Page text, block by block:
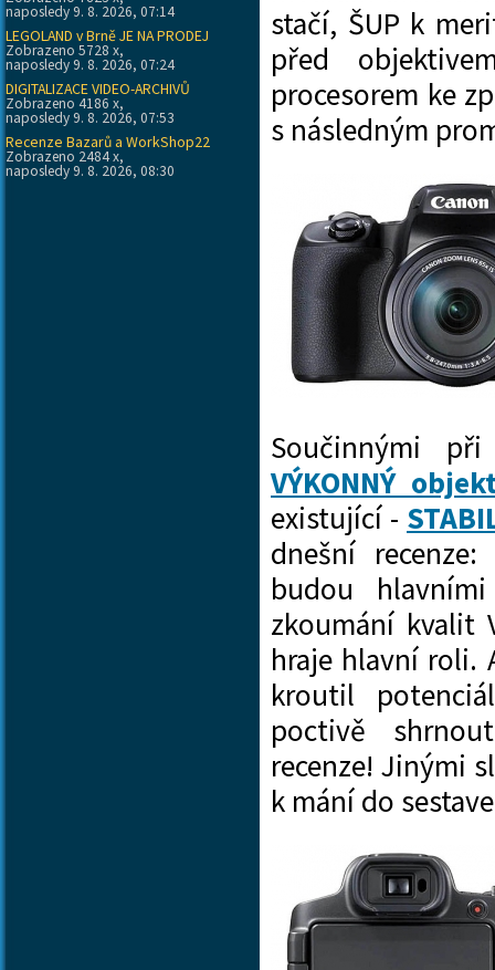
stačí, ŠUP k
před
procesorem ke
s následným
Součinnými
VÝKONNÝ
existující -
dnešní
budou
zkoumání kvalit
hraje hlavní roli.
kroutil
poctivě
recenze! Jinými
k mání do
naposledy 9. 8. 2026, 07:14
LEGOLAND v Brně JE NA PRODEJ
Zobrazeno 5728 x,
naposledy 9. 8. 2026, 07:24
DIGITALIZACE VIDEO-ARCHIVŮ
Zobrazeno 4186 x,
naposledy 9. 8. 2026, 07:53
Recenze Bazarů a WorkShop22
Zobrazeno 2484 x,
naposledy 9. 8. 2026, 08:30